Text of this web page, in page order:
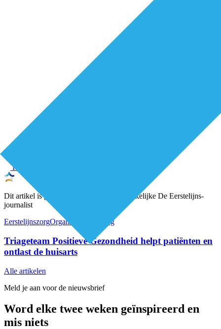
Premium
Dit artikel is geschreven door een onafhankelijke De Eerstelijns-
journalist
EerstelijnszorgOrganisatie van zorg
Triageteam Positieve Gezondheid helpt patiënten en
ontlast de huisarts
Alle artikelen
Meld je aan voor de nieuwsbrief
Word elke twee weken geïnspireerd en
mis niets